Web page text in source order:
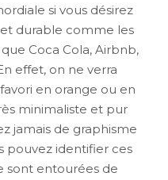
si vous désirez
durable comme les
Coca Cola, Airbnb,
effet, on ne verra
en orange ou en
minimaliste et pur
jamais de graphisme
pouvez identifier ces
sont entourées de